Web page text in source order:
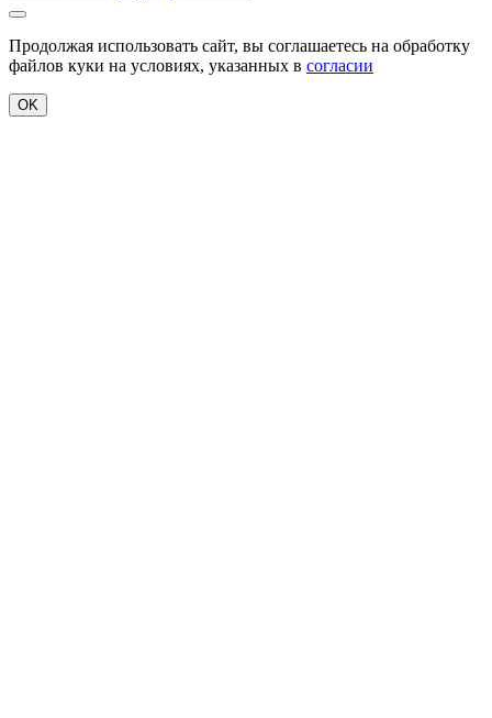
Продолжая использовать сайт, вы соглашаетесь на обработку
файлов куки на условиях, указанных в согласии
OK